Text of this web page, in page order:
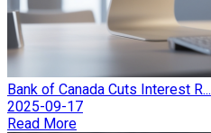
Bank of Canada Cuts Interest R...
2025-09-17
Read More